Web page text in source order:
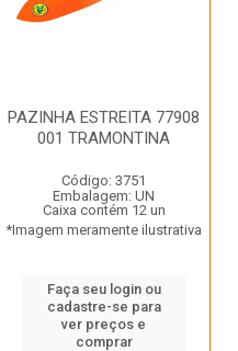
PAZINHA ESTREITA 77908
001 TRAMONTINA
Código: 3751
Embalagem: UN
Caixa contém 12 un
*Imagem meramente ilustrativa
Faça seu login ou
cadastre-se para
ver preços e
comprar